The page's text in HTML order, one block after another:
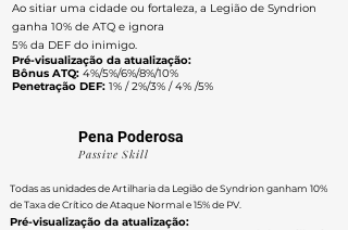
Ao sitiar uma cidade ou fortaleza, a Legião de Syndrion
ganha 10% de ATQ e ignora
5% da DEF do inimigo.
Pré-visualização da atualização:
Bônus ATQ: 4%/5%/6%/8%/10%
Penetração DEF: 1% / 2%/3% / 4% /5%
Pena Poderosa
Passive Skill
Todas as unidades de Artilharia da Legião de Syndrion ganham 10%
de Taxa de Crítico de Ataque Normal e 15% de PV.
Pré-visualização da atualização: